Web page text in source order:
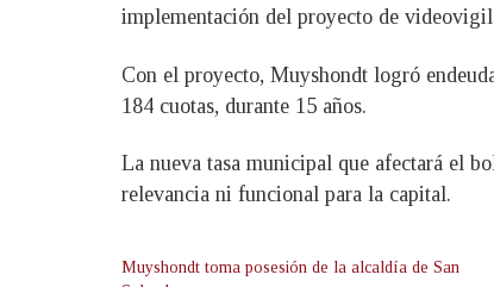
implementación del proyecto de
Con el proyecto, Muyshondt logró
184 cuotas, durante 15 años.
La nueva tasa municipal que afectará el
relevancia ni funcional para la capital.
Muyshondt toma posesión de la alcaldía de San